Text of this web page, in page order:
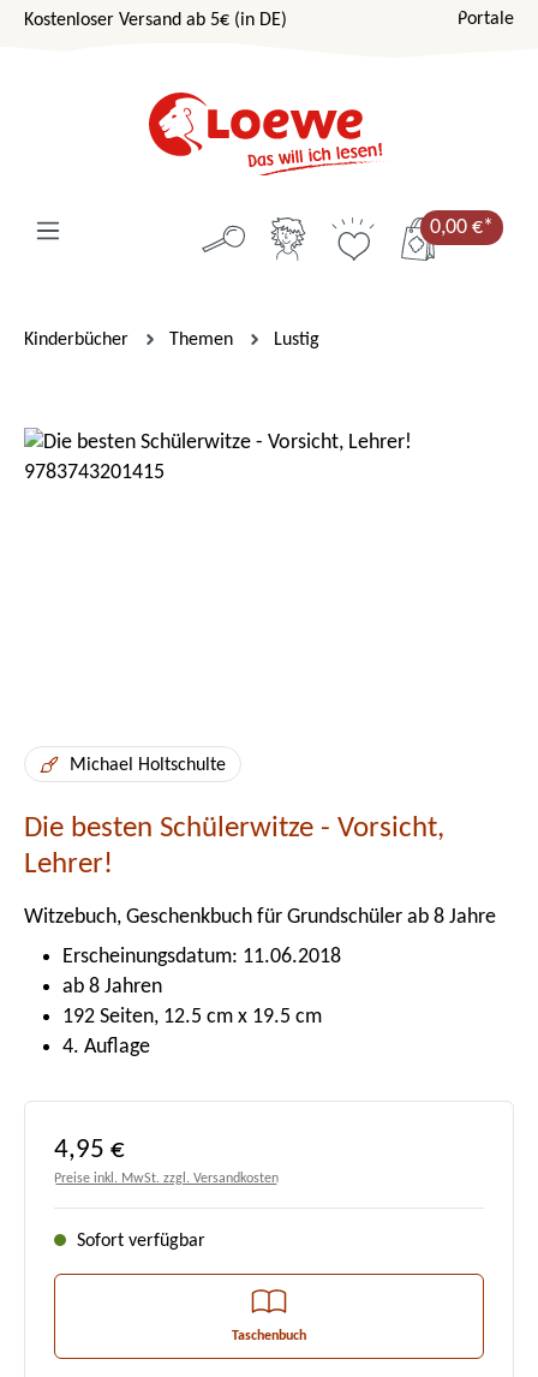
Zum Hauptinhalt springen
Kostenloser Versand ab 5€ (in DE) Portale
0,00 €*
Kinderbücher Themen Lustig
Bildergalerie überspringen
Michael Holtschulte
Die besten Schülerwitze - Vorsicht,
Lehrer!
Witzebuch, Geschenkbuch für Grundschüler ab 8 Jahre
Erscheinungsdatum: 11.06.2018
ab 8 Jahren
192 Seiten, 12.5 cm x 19.5 cm
4. Auflage
Regulärer Preis:
4,95 €
Preise inkl. MwSt. zzgl. Versandkosten
Sofort verfügbar
Taschenbuch